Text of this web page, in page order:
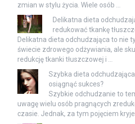
zmian w stylu życia. Wiele osób …
Delikatna dieta
redukować tkankę
Delikatna dieta odchudzająca to nie
świecie zdrowego odżywiania, ale
redukcję tkanki tłuszczowej i …
Szybka dieta
osiągnąć sukces?
Szybkie odchudzanie to
uwagę wielu osób pragnących
czasie. Jednak, za tym pojęciem